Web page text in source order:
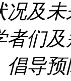
况及
者们
倡导